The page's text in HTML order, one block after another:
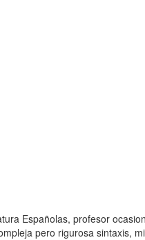
Españolas, profesor
pero rigurosa sintaxis,